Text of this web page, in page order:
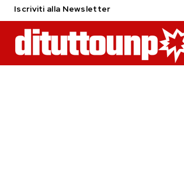
Iscriviti alla Newsletter